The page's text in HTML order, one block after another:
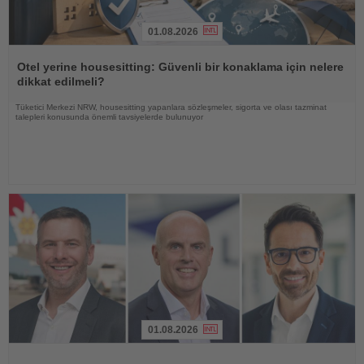
Oku
01.08.2026
Otel yerine housesitting: Güvenli bir konaklama için nelere
dikkat edilmeli?
Tüketici Merkezi NRW, housesitting yapanlara sözleşmeler, sigorta ve olası tazminat
talepleri konusunda önemli tavsiyelerde bulunuyor
01.08.2026